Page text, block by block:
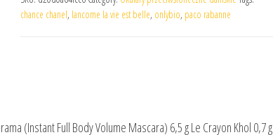
chance chanel, lancome la vie est belle, onlybio, paco rabanne
(Instant Full Body Volume Mascara) 6,5 g Le Crayon Khol 0,7 g